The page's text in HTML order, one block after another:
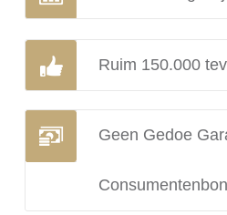
Ruim 150.000
Geen Gedoe